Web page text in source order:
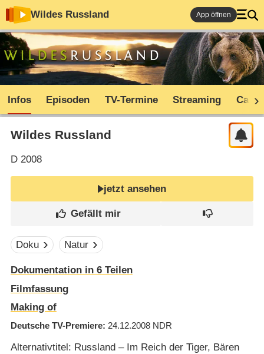
Wildes Russland App öffnen
Infos Episoden TV-Termine Streaming Cast
Wildes Russland
D2008
jetzt ansehen
Doku Natur
Dokumentation in 6 Teilen
Filmfassung
Making of
Deutsche TV-Premiere 24.12.2008 NDR
Alternativtitel: Russland – Im Reich der Tiger, Bären